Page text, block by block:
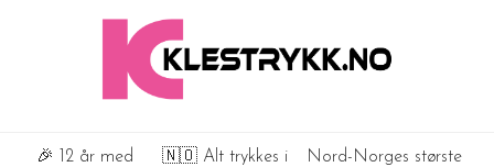
🎉 12 år med
🇳🇴 Alt trykkes i
Nord-Norges største